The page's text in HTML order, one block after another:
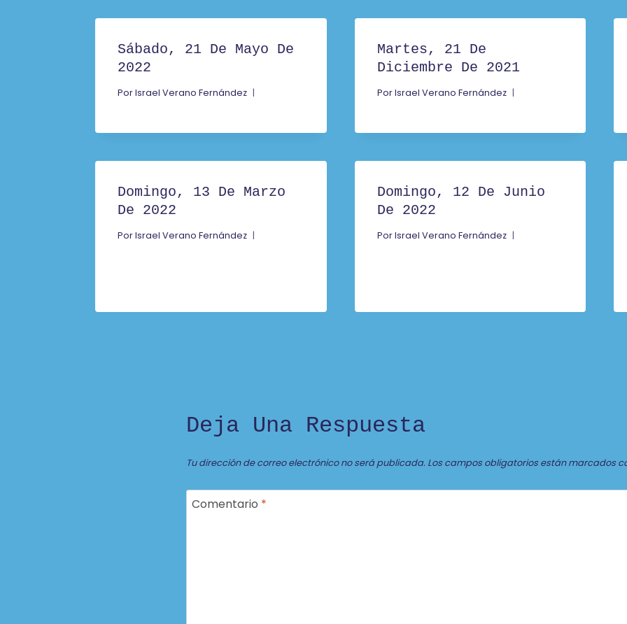
Sábado, 21 De Mayo De
2022
PorIsrael Verano Fernández
Martes, 21 De
Diciembre De 2021
PorIsrael Verano Fernández
Domingo, 13 De Marzo
De 2022
PorIsrael Verano Fernández
Domingo, 12 De Junio
De 2022
PorIsrael Verano Fernández
Deja Una Respuesta
Tu dirección de correo electrónico no será publicada. Los campos obligatorios están marcados
Comentario *